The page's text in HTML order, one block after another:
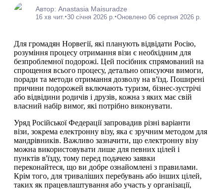
Автор: Anastasia Maisuradze
16 хв чит. •30 січня 2026 р. •Оновлено 06 серпня 2026 р.
Для громадян Норвегії, які планують відвідати Росію,
розуміння процесу отримання візи є необхідним для
безпроблемної подорожі. Цей посібник спрямований на
спрощення всього процесу, детально описуючи вимоги,
поради та методи отримання дозволу на в'їзд. Поширені
причини подорожей включають туризм, бізнес-зустрічі
або відвідини родичів і друзів, кожна з яких має свій
власний набір вимог, які потрібно виконувати.
Уряд Російської Федерації запровадив різні варіанти
візи, зокрема електронну візу, яка є зручним методом для
мандрівників. Важливо зазначити, що електронну візу
можна використовувати лише для певних цілей і
пунктів в'їзду, тому перед подачею заявки
переконайтеся, що ви добре ознайомлені з правилами.
Крім того, для триваліших перебувань або інших цілей,
таких як працевлаштування або участь у організації,